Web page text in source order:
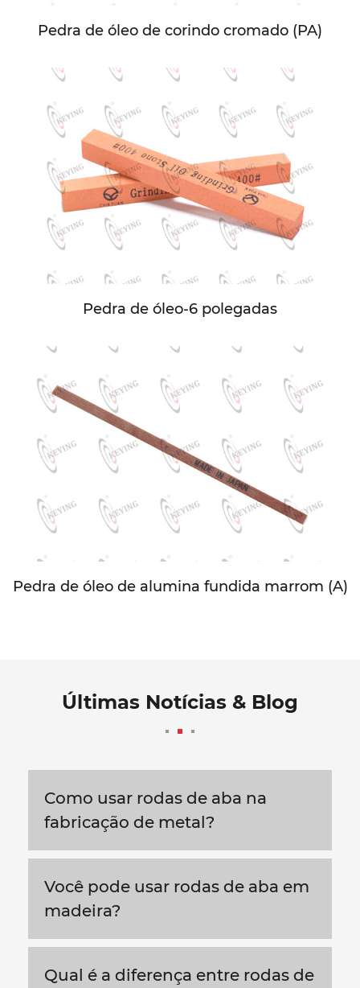
Pedra de óleo de corindo cromado (PA)
Pedra de óleo-6 polegadas
Pedra de óleo de alumina fundida marrom (A)
Últimas Notícias & Blog
Como usar rodas de aba na
fabricação de metal?
Você pode usar rodas de aba em
madeira?
Qual é a diferença entre rodas de